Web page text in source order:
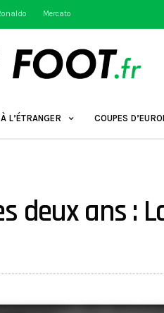
Mercato
L’ÉTRANGER COUPES
deux ans :